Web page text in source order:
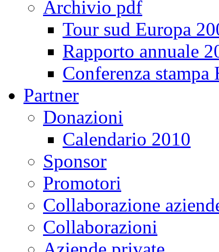
Archivio pdf
Tour sud Europa
Rapporto annuale
Conferenza
Partner
Donazioni
Calendario 2010
Sponsor
Promotori
Collaborazione
Collaborazioni